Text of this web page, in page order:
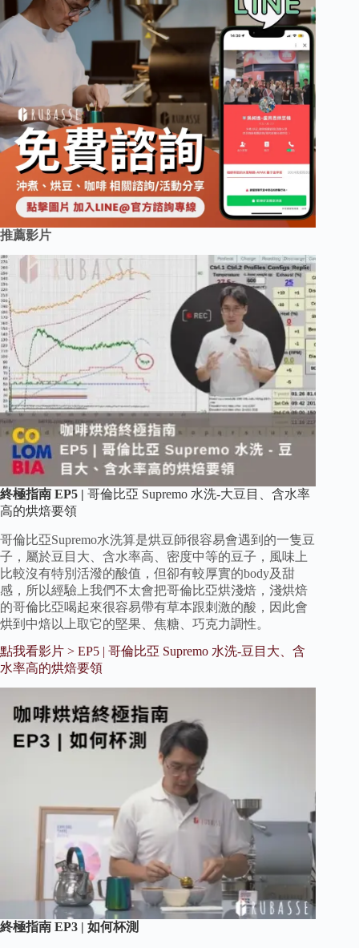
推薦影片
終極指南 EP5 | 哥倫比亞 Supremo 水洗-大豆目、含水率
高的烘焙要領
哥倫比亞Supremo水洗算是烘豆師很容易會遇到的一隻豆
子，屬於豆目大、含水率高、密度中等的豆子，風味上
比較沒有特別活潑的酸值，但卻有較厚實的body及甜
感，所以經驗上我們不太會把哥倫比亞烘淺焙，淺烘焙
的哥倫比亞喝起來很容易帶有草本跟刺激的酸，因此會
烘到中焙以上取它的堅果、焦糖、巧克力調性。
點我看影片 > EP5 | 哥倫比亞 Supremo 水洗-豆目大、含
水率高的烘焙要領
終極指南 EP3 | 如何杯測